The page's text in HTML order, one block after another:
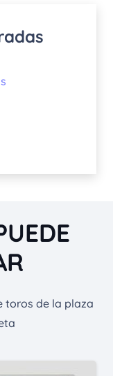
toros de la plaza